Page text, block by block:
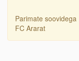
Parimate soovidega
FC Ararat